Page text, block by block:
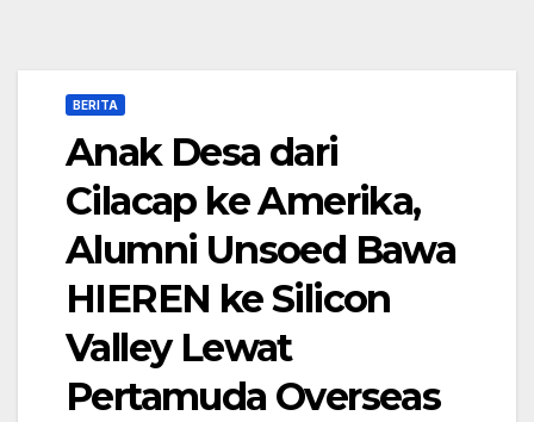
BERITA
Anak Desa dari
Cilacap ke Amerika,
Alumni Unsoed Bawa
HIEREN ke Silicon
Valley Lewat
Pertamuda Overseas